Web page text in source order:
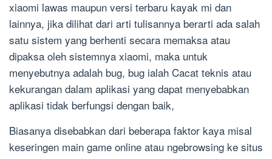
xiaomi lawas maupun versi terbaru kayak mi dan
lainnya, jika dilihat dari arti tulisannya berarti ada salah
satu sistem yang berhenti secara memaksa atau
dipaksa oleh sistemnya xiaomi, maka untuk
menyebutnya adalah bug, bug ialah Cacat teknis atau
kekurangan dalam aplikasi yang dapat menyebabkan
aplikasi tidak berfungsi dengan baik,
Biasanya disebabkan dari beberapa faktor kaya misal
keseringen main game online atau ngebrowsing ke situs